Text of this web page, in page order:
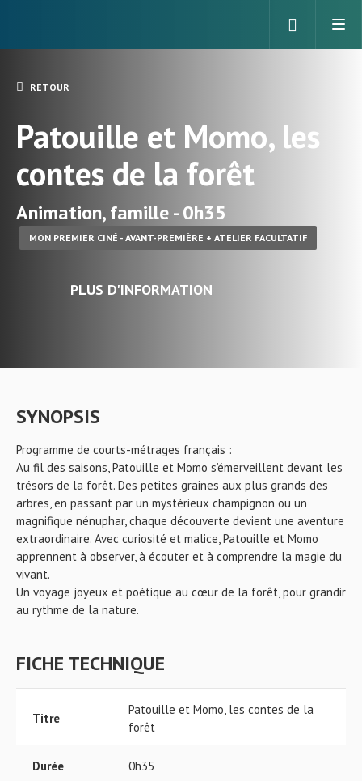
RETOUR
Patouille et Momo, les
contes de la forêt
Animation, famille - 0h35
MON PREMIER CINÉ - AVANT-PREMIÈRE + ATELIER FACULTATIF
PLUS D'INFORMATION
SYNOPSIS
Programme de courts-métrages français :
Au fil des saisons, Patouille et Momo s’émerveillent devant les
trésors de la forêt. Des petites graines aux plus grands des
arbres, en passant par un mystérieux champignon ou un
magnifique nénuphar, chaque découverte devient une aventure
extraordinaire. Avec curiosité et malice, Patouille et Momo
apprennent à observer, à écouter et à comprendre la magie du
vivant.
Un voyage joyeux et poétique au cœur de la forêt, pour grandir
au rythme de la nature.
FICHE TECHNIQUE
Titre
Patouille et Momo, les contes de la
forêt
Durée 0h35